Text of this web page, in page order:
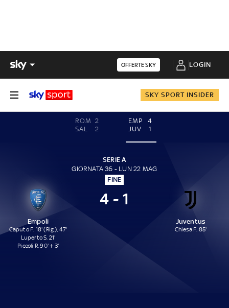
OFFERTE SKY LOGIN
SKY SPORT INSIDER
ROM 2
SAL
2
EMP
4
JUV
1
SERIE A
GIORNATA 36 - LUN 22 MAG
FINE
Empoli
Caputo F. 18' (Rig.), 47'
Luperto S. 21'
Piccoli R. 90' + 3'
4 - 1
Juventus
Chiesa F. 85'